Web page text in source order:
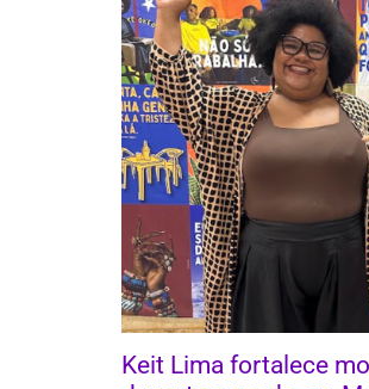
Keit Lima fortalece